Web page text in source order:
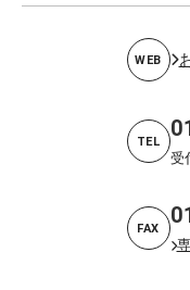
WEB
TEL
受
FAX